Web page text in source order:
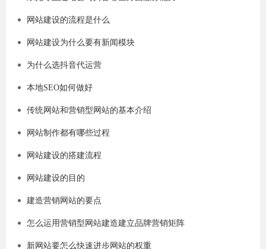
网站建设的流程是什么
网站建设为什么要有新闻模块
为什么选抖音代运营
本地SEO如何做好
传统网站和营销型网站的基本介绍
网站制作​都有哪些过程
网站建设的搭建流程
网站建设的目的
建造营销网站的要点
怎么运用营销型网站建造建立品牌营销矩阵
新网站要怎么快速进步网站的权重